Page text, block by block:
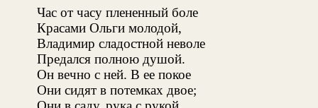
Час от часу плененный боле
Красами Ольги молодой,
Владимир сладостной неволе
Предался полною душой.
Он вечно с ней. В ее покое
Они сидят в потемках двое;